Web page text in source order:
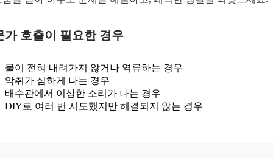
가 호출이 필요한 경우
물이 전혀 내려가지 않거나 역류하는 경우
악취가 심하게 나는 경우
배수관에서 이상한 소리가 나는 경우
DIY로 여러 번 시도했지만 해결되지 않는 경우